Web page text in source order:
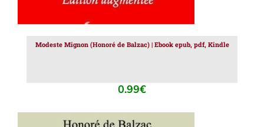
Modeste Mignon (Honoré de Balzac) | Ebook epub, pdf, Kindle
0.99€